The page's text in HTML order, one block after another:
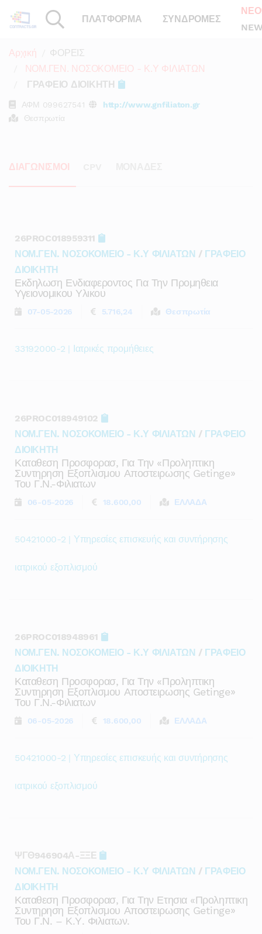
ΠΛΑΤΦΟΡΜΑ ΣΥΝΔΡΟΜΕΣ
Αρχική
ΦΟΡΕΙΣ
ΝΟΜ.ΓΕΝ. ΝΟΣΟΚΟΜΕΙΟ - Κ.Υ ΦΙΛΙΑΤΩΝ
ΓΡΑΦΕΙΟ ΔΙΟΙΚΗΤΗ
ΑΦΜ 099627541
http://www.gnfiliaton.gr
Θεσπρωτία
ΔΙΑΓΩΝΙΣΜΟΙ
26PROC018959311
ΝΟΜ.ΓΕΝ. ΝΟΣΟΚΟΜΕΙΟ - Κ.Υ ΦΙΛΙΑΤΩΝ / ΓΡΑΦΕΙΟ
ΔΙΟΙΚΗΤΗ
Εκδηλωση Ενδιαφεροντος Για Την Προμηθεια
Υγειονομικου Υλικου
07-05-2026 5.716,24 Θεσπρωτία
33192000-2 | Ιατρικές προμήθειες
26PROC018949102
ΝΟΜ.ΓΕΝ. ΝΟΣΟΚΟΜΕΙΟ - Κ.Υ ΦΙΛΙΑΤΩΝ / ΓΡΑΦΕΙΟ
ΔΙΟΙΚΗΤΗ
Καταθεση Προσφορασ, Για Την «προληπτικη
Συντηρηση Εξοπλισμου Αποστειρωσης Getinge»
Του Γ.ν.-Φιλιατων
06-05-2026 18.600,00 ΕΛΛΑΔΑ
50421000-2 | Υπηρεσίες επισκευής και συντήρησης
ιατρικού εξοπλισμού
26PROC018948961
ΝΟΜ.ΓΕΝ. ΝΟΣΟΚΟΜΕΙΟ - Κ.Υ ΦΙΛΙΑΤΩΝ / ΓΡΑΦΕΙΟ
ΔΙΟΙΚΗΤΗ
Καταθεση Προσφορασ, Για Την «προληπτικη
Συντηρηση Εξοπλισμου Αποστειρωσης Getinge»
Του Γ.ν.-Φιλιατων
06-05-2026 18.600,00 ΕΛΛΑΔΑ
50421000-2 | Υπηρεσίες επισκευής και συντήρησης
ιατρικού εξοπλισμού
ΨΓΘ946904Α-ΞΞΕ
ΝΟΜ.ΓΕΝ. ΝΟΣΟΚΟΜΕΙΟ - Κ.Υ ΦΙΛΙΑΤΩΝ / ΓΡΑΦΕΙΟ
ΔΙΟΙΚΗΤΗ
Καταθεση Προσφορασ, Για Την Ετησια «προληπτικη
Συντηρηση Εξοπλισμου Αποστειρωσης Getinge»
Του Γ.ν. – Κ.υ. Φιλιατων.